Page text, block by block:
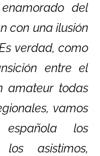
del
con una ilusión
verdad, como
entre el
amateur todas
vamos
los
asistimos,